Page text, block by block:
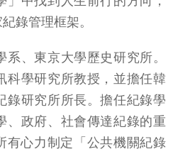
錄管理框架。
、東京大學歷史研究所。
科學研究所教授，並擔任韓
錄研究所所長。擔任紀錄學
、政府、社會傳達紀錄的重
有心力制定「公共機關紀錄